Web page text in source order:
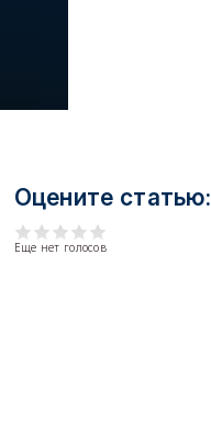
Оцените статью:
Еще нет голосов